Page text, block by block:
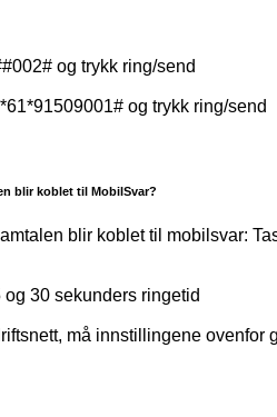
og trykk ring/send
og trykk ring/send
blir koblet til MobilSvar?
blir koblet til mobilsvar:
30 sekunders ringetid
må innstillingene